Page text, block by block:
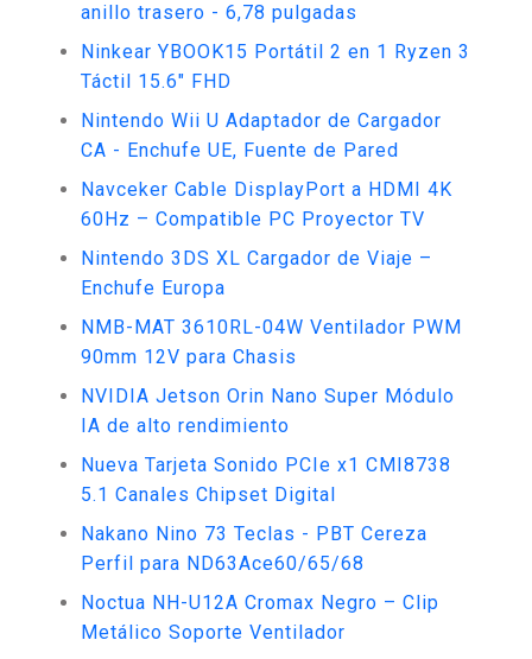
anillo trasero - 6,78 pulgadas
Ninkear YBOOK15 Portátil 2 en 1 Ryzen 3
Táctil 15.6" FHD
Nintendo Wii U Adaptador de Cargador
CA - Enchufe UE, Fuente de Pared
Navceker Cable DisplayPort a HDMI 4K
60Hz – Compatible PC Proyector TV
Nintendo 3DS XL Cargador de Viaje –
Enchufe Europa
NMB-MAT 3610RL-04W Ventilador PWM
90mm 12V para Chasis
NVIDIA Jetson Orin Nano Super Módulo
IA de alto rendimiento
Nueva Tarjeta Sonido PCIe x1 CMI8738
5.1 Canales Chipset Digital
Nakano Nino 73 Teclas - PBT Cereza
Perfil para ND63Ace60/65/68
Noctua NH-U12A Cromax Negro – Clip
Metálico Soporte Ventilador